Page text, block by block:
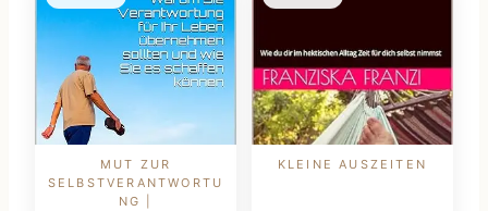
MUT ZUR
SELBSTVERANTWORTU
NG |
KLEINE AUSZEITEN